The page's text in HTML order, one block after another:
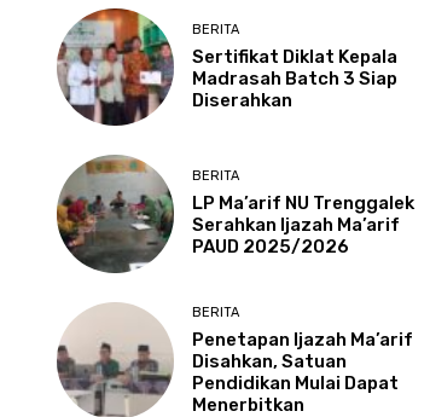
BERITA
Sertifikat Diklat Kepala
Madrasah Batch 3 Siap
Diserahkan
BERITA
LP Ma’arif NU Trenggalek
Serahkan Ijazah Ma’arif
PAUD 2025/2026
BERITA
Penetapan Ijazah Ma’arif
Disahkan, Satuan
Pendidikan Mulai Dapat
Menerbitkan